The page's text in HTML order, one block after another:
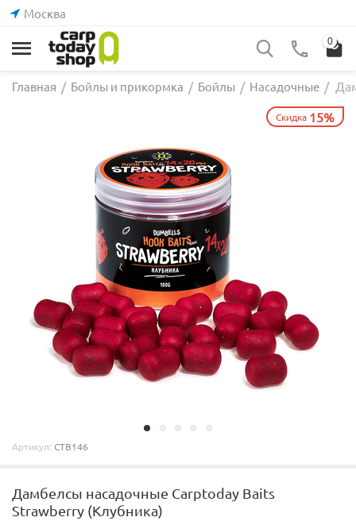
Москва
0
Главная / Бойлы и прикормка / Бойлы / Насадочные /
Скидка 15%
Артикул: CTB146
Дамбелсы насадочные Carptoday Baits
Strawberry (Клубника)